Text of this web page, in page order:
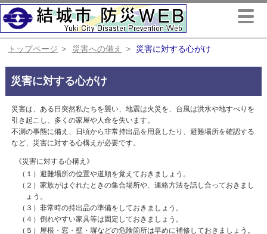
トップページ 災害への備え 災害に対する心がけ
災害に対する心がけ
災害は、ある日突然私たちを襲い、地震は火災を、台風は洪水や地すべりを
引き起こし、多くの家屋や人命を失います。
不測の事態に備え、日頃から非常持出品を用意したり、避難場所を確認する
など、災害に対する心構えが必要です。
《災害に対する心構え》
（１）避難場所の位置や道順を覚えておきましょう。
（２）家族がはぐれたときの集合場所や、連絡方法を話し合っておきまし
ょう。
（３）非常時の持出品の準備をしておきましょう。
（４）倒れやすい家具等は固定しておきましょう。
（５）屋根・窓・壁・塀などの危険箇所は早めに補修しておきましょう。